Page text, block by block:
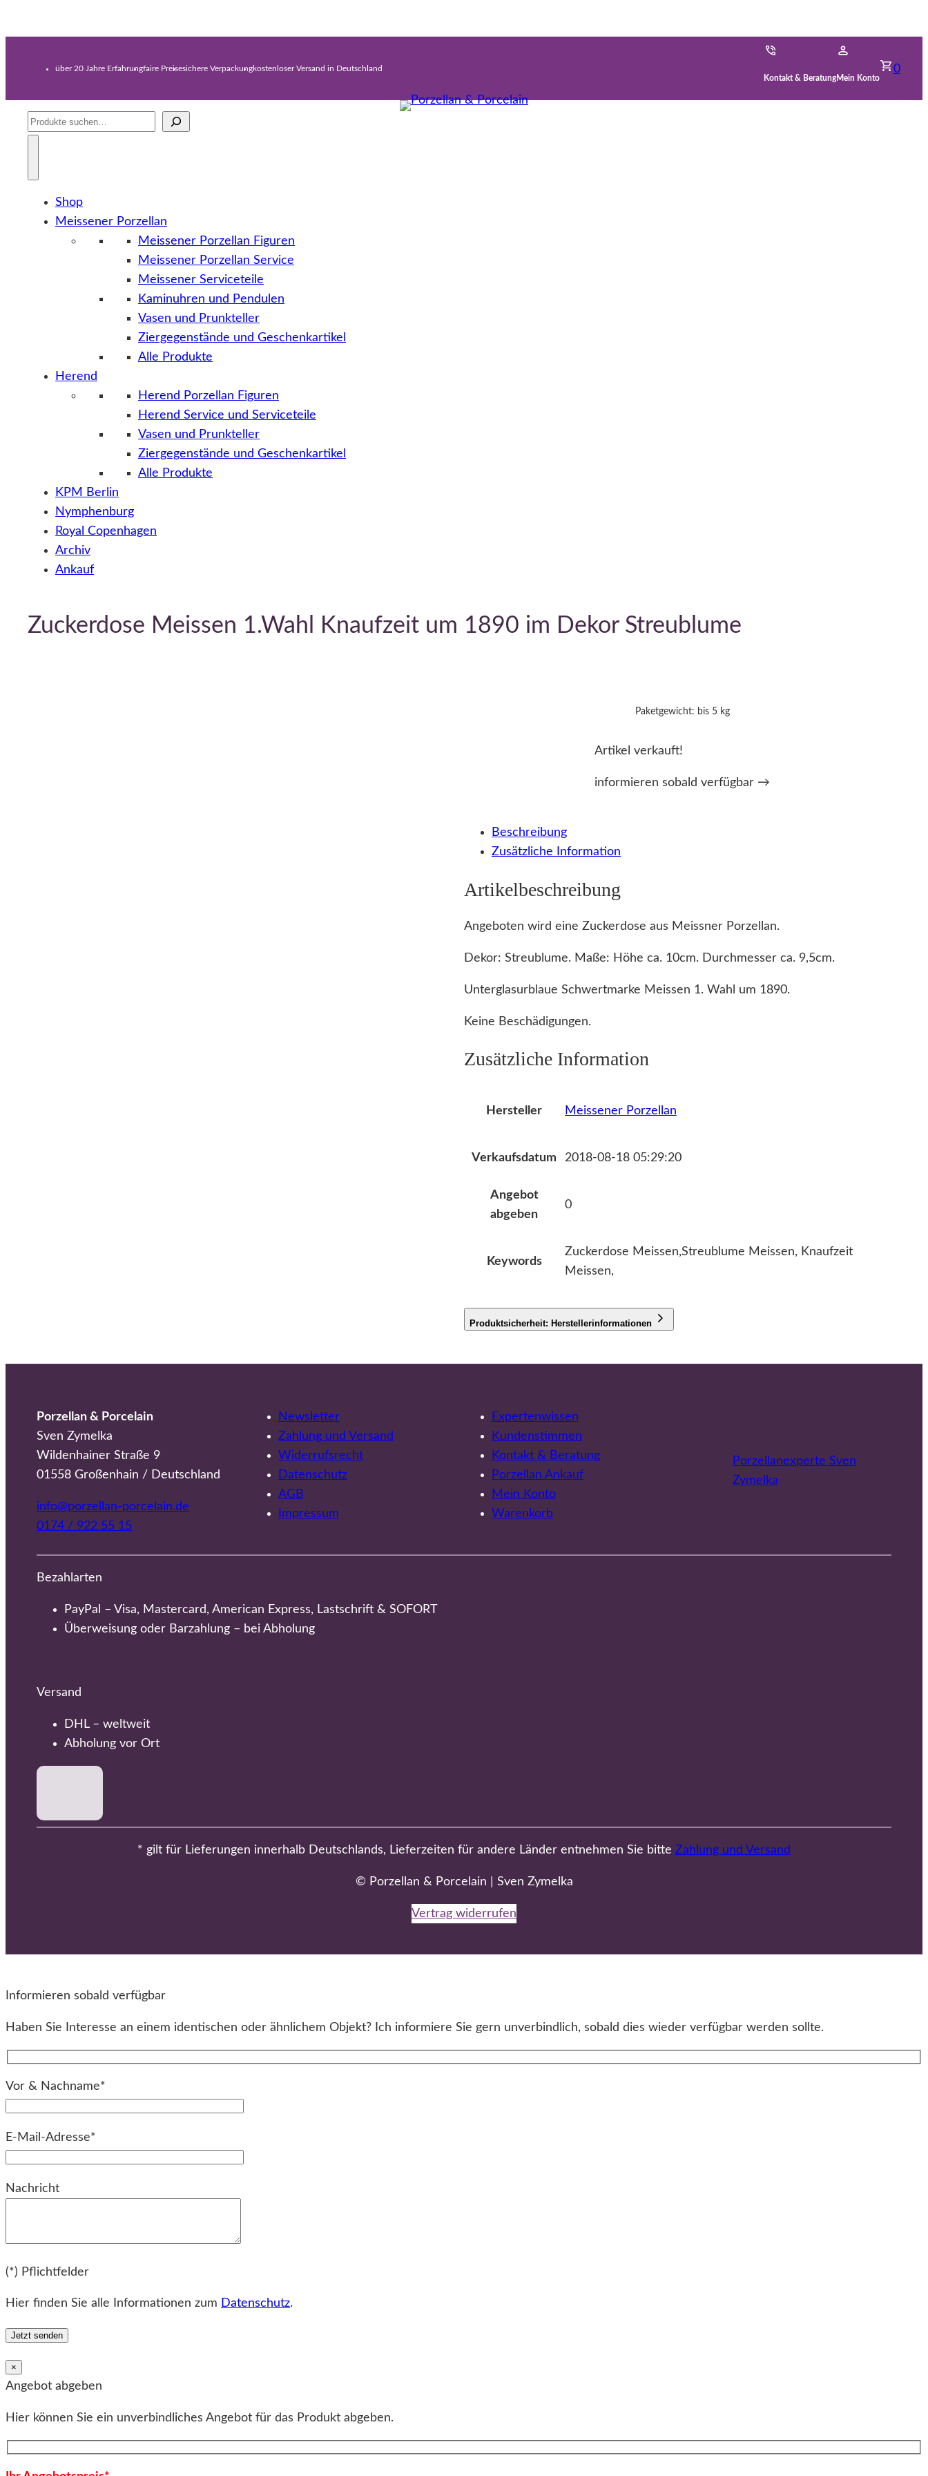
über 20 Jahre Erfahrungfaire Preisesichere Verpackungkostenloser Versand in Deutschland
Kontakt & BeratungMein Konto
0
Suche
Shop
Meissener Porzellan
Meissener Porzellan Figuren
Meissener Porzellan Service
Meissener Serviceteile
Kaminuhren und Pendulen
Vasen und Prunkteller
Ziergegenstände und Geschenkartikel
Alle Produkte
Herend
Herend Porzellan Figuren
Herend Service und Serviceteile
Vasen und Prunkteller
Ziergegenstände und Geschenkartikel
Alle Produkte
KPM Berlin
Nymphenburg
Royal Copenhagen
Archiv
Ankauf
Zuckerdose Meissen 1.Wahl Knaufzeit um 1890 im Dekor Streublume
Paketgewicht: bis 5 kg
Artikel verkauft!
informieren sobald verfügbar →
Beschreibung
Zusätzliche Information
Artikelbeschreibung
Angeboten wird eine Zuckerdose aus Meissner Porzellan.
Dekor: Streublume. Maße: Höhe ca. 10cm. Durchmesser ca. 9,5cm.
Unterglasurblaue Schwertmarke Meissen 1. Wahl um 1890.
Keine Beschädigungen.
Zusätzliche Information
Hersteller Meissener Porzellan
Verkaufsdatum 2018-08-18 05:29:20
Angebot
abgeben
0
Keywords
Zuckerdose Meissen,Streublume Meissen, Knaufzeit
Meissen,
Produktsicherheit: Herstellerinformationen
Porzellan & Porcelain
Sven Zymelka
Wildenhainer Straße 9
01558 Großenhain / Deutschland
info@porzellan-porcelain.de
0174 / 922 55 15
Newsletter
Zahlung und Versand
Widerrufsrecht
Datenschutz
AGB
Impressum
Expertenwissen
Kundenstimmen
Kontakt & Beratung
Porzellan Ankauf
Mein Konto
Warenkorb
Porzellanexperte Sven
Zymelka
Bezahlarten
PayPal – Visa, Mastercard, American Express, Lastschrift & SOFORT
Überweisung oder Barzahlung – bei Abholung
Versand
DHL – weltweit
Abholung vor Ort
* gilt für Lieferungen innerhalb Deutschlands, Lieferzeiten für andere Länder entnehmen Sie bitte Zahlung und Versand
© Porzellan & Porcelain | Sven Zymelka
Vertrag widerrufen
Informieren sobald verfügbar
Haben Sie Interesse an einem identischen oder ähnlichem Objekt? Ich informiere Sie gern unverbindlich, sobald dies wieder verfügbar werden sollte.
Vor & Nachname*
E-Mail-Adresse*
Nachricht
(*) Pflichtfelder
Hier finden Sie alle Informationen zum Datenschutz.
×
Angebot abgeben
Hier können Sie ein unverbindliches Angebot für das Produkt abgeben.